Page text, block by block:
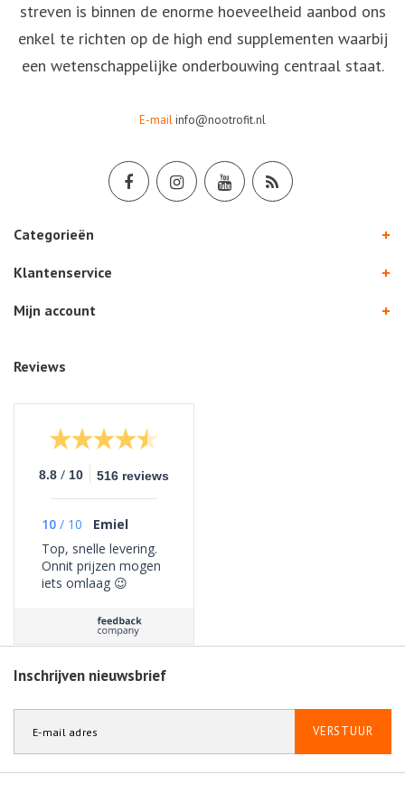
streven is binnen de enorme hoeveelheid aanbod ons
enkel te richten op de high end supplementen waarbij
een wetenschappelijke onderbouwing centraal staat.
E-mailinfo@nootrofit.nl
Categorieën
Klantenservice
Mijn account
Reviews
8.8 / 10 516 reviews
10 / 10
Emiel
Top, snelle levering.
Onnit prijzen mogen
iets omlaag 😉
Inschrijven nieuwsbrief
VERSTUUR